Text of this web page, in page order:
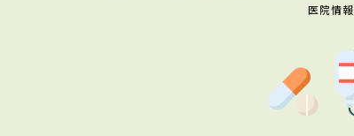
医院情